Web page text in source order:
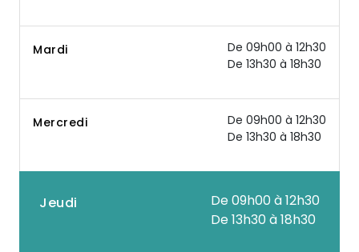
Mardi
De 09h00 à 12h30
De 13h30 à 18h30
Mercredi
De 09h00 à 12h30
De 13h30 à 18h30
Jeudi
De 09h00 à 12h30
De 13h30 à 18h30